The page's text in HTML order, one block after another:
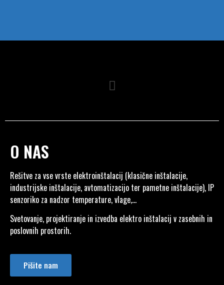
O NAS
Rešitve za vse vrste elektroinštalacij (klasične inštalacije,
industrijske inštalacije, avtomatizacijo ter pametne inštalacije), IP
senzoriko za nadzor temperature, vlage,…
Svetovanje, projektiranje in izvedba elektro inštalacij v zasebnih in
poslovnih prostorih.
Pišite nam